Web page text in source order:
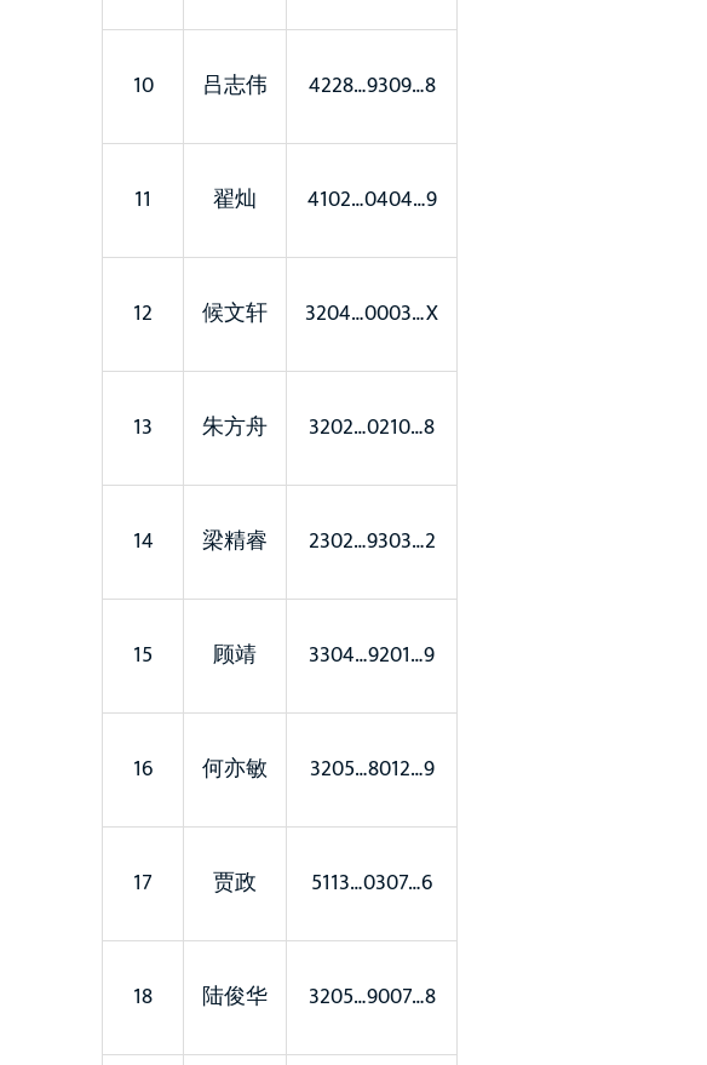
10 吕志伟 4228…9309…8
11 翟灿 4102…0404…9
12 候文轩 3204…0003…X
13 朱方舟 3202…0210…8
14 梁精睿 2302…9303…2
15 顾靖 3304…9201…9
16 何亦敏 3205…8012…9
17 贾政 5113…0307…6
18 陆俊华 3205…9007…8